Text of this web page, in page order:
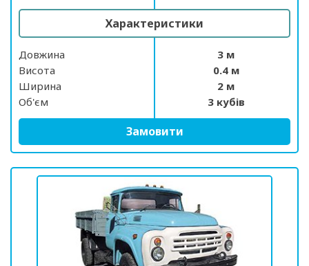
Характеристики
Довжина
3 м
Висота
0.4 м
Ширина
2 м
Об'єм
3 кубів
Замовити